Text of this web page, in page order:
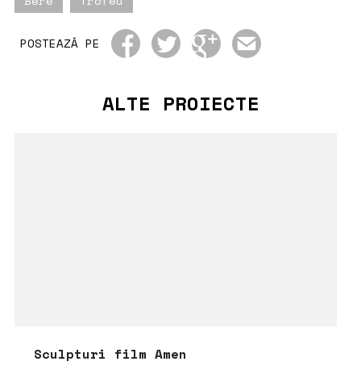
POSTEAZĂ PE
ALTE PROIECTE
Sculpturi film Amen